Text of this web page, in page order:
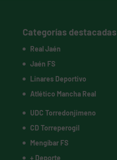
Categorías destacadas
Real Jaén
Jaén FS
Linares Deportivo
Atlético Mancha Real
UDC Torredonjimeno
CD Torreperogil
Mengíbar FS
+ Deporte